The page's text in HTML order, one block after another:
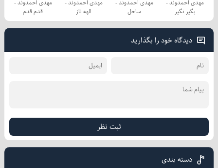
مهدی احمدوند -
بگیر نگیر
مهدی احمدوند -
ساحل
مهدی احمدوند -
الهه ناز
مهدی احمدوند -
قدم قدم
دیدگاه خود را بگذارید
ثبت نظر
دسته بندی